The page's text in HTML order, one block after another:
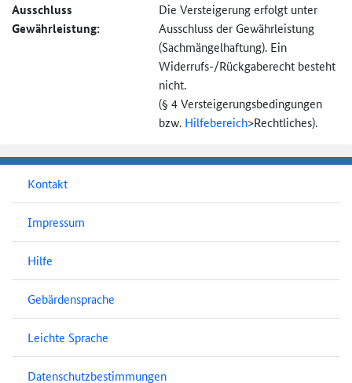
Ausschluss
Gewährleistung:
Die Versteigerung erfolgt unter
Ausschluss der Gewährleistung
(Sachmängel­haftung). Ein
Widerrufs-/Rückgaberecht besteht
nicht.
(§ 4 Versteigerungs­bedingungen
bzw. Hilfebereich>Rechtliches).
Kontakt
Impressum
Hilfe
Gebärdensprache
Leichte Sprache
Datenschutzbestimmungen